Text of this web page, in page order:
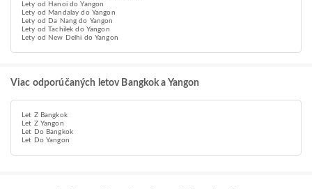
Lety od Hanoi do Yangon
Lety od Mandalay do Yangon
Lety od Da Nang do Yangon
Lety od Tachilek do Yangon
Lety od New Delhi do Yangon
Viac odporúčaných letov Bangkok a Yangon
Let Z Bangkok
Let Z Yangon
Let Do Bangkok
Let Do Yangon